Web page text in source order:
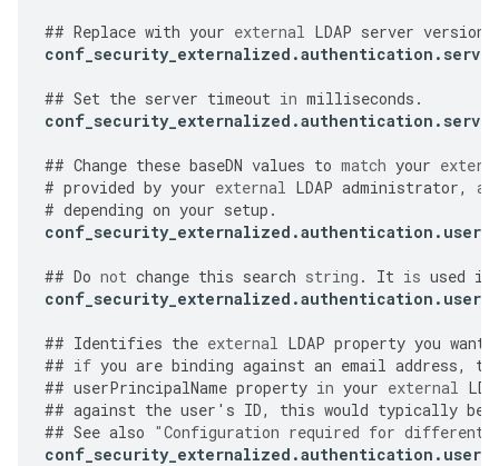
## Replace with your external LDAP server version
conf_security_externalized .authentication . server
## Set the server timeout in milliseconds .
conf_security_externalized .authentication . server
## Change these baseDN values to match your
# provided by your external LDAP administrator,
# depending on your setup .
conf_security_externalized .authentication . user
## Do not change this search string . It is used
conf_security_externalized .authentication . user
## Identifies the external LDAP property you want
## if you are binding against an email address,
## userPrincipalName property in your external
## against the user ' s ID, this would typically be
## See also "Configuration required for different
conf_security_externalized .authentication . user